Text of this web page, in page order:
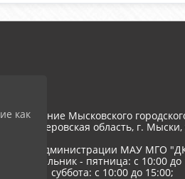
Мысковского
РФ, Кемеровская область, г.
работы администрации МАУ МГО
понедельник - пятница: с 10:00 до
суббота: с 10:00 до 15:00;
как